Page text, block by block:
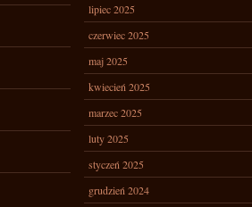
lipiec 2025
czerwiec 2025
maj 2025
kwiecień 2025
marzec 2025
luty 2025
styczeń 2025
grudzień 2024